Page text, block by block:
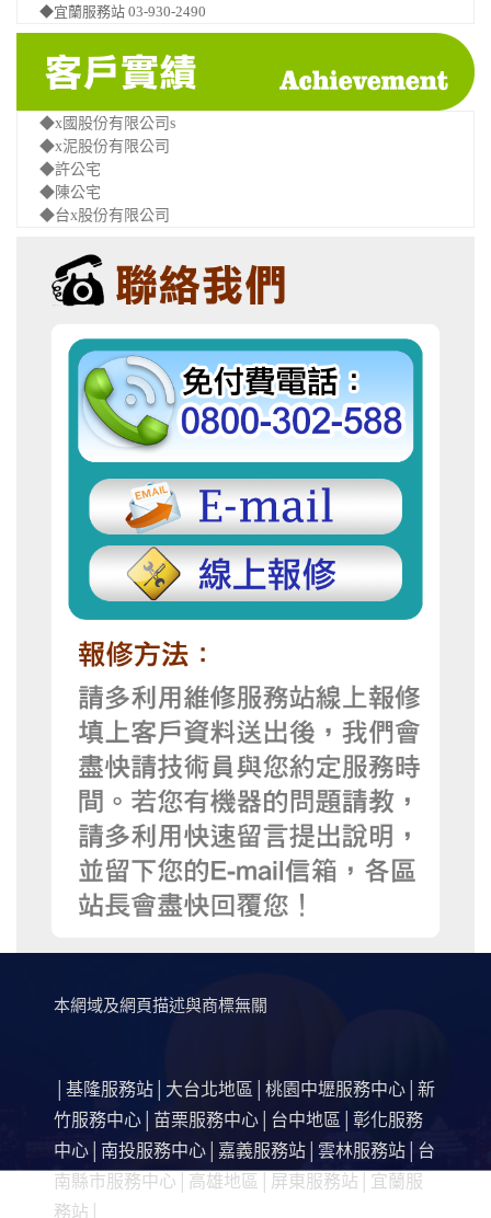
◆宜蘭服務站 03-930-2490
◆x國股份有限公司s
◆x泥股份有限公司
◆許公宅
◆陳公宅
◆台x股份有限公司
本網域及網頁描述與商標無關
基隆服務站 大台北地區 桃園中壢服務中心
新
竹服務中心
苗栗服務中心 台中地區
彰化服務
中心
南投服務中心 嘉義服務站 雲林服務站
台
南縣市服務中心
高雄地區 屏東服務站
宜蘭服
務站